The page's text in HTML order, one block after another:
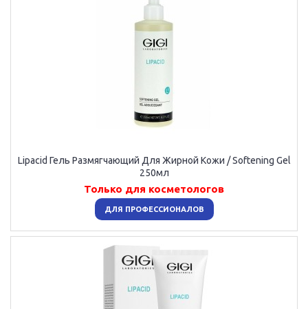
Lipacid Гель Размягчающий Для Жирной Кожи / Softening Gel
250мл
Только для косметологов
ДЛЯ ПРОФЕССИОНАЛОВ